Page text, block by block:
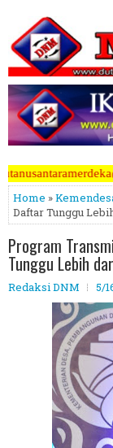
Home »
Daftar Tunggu
Program
Tunggu Lebih
Redaksi DNM 5/